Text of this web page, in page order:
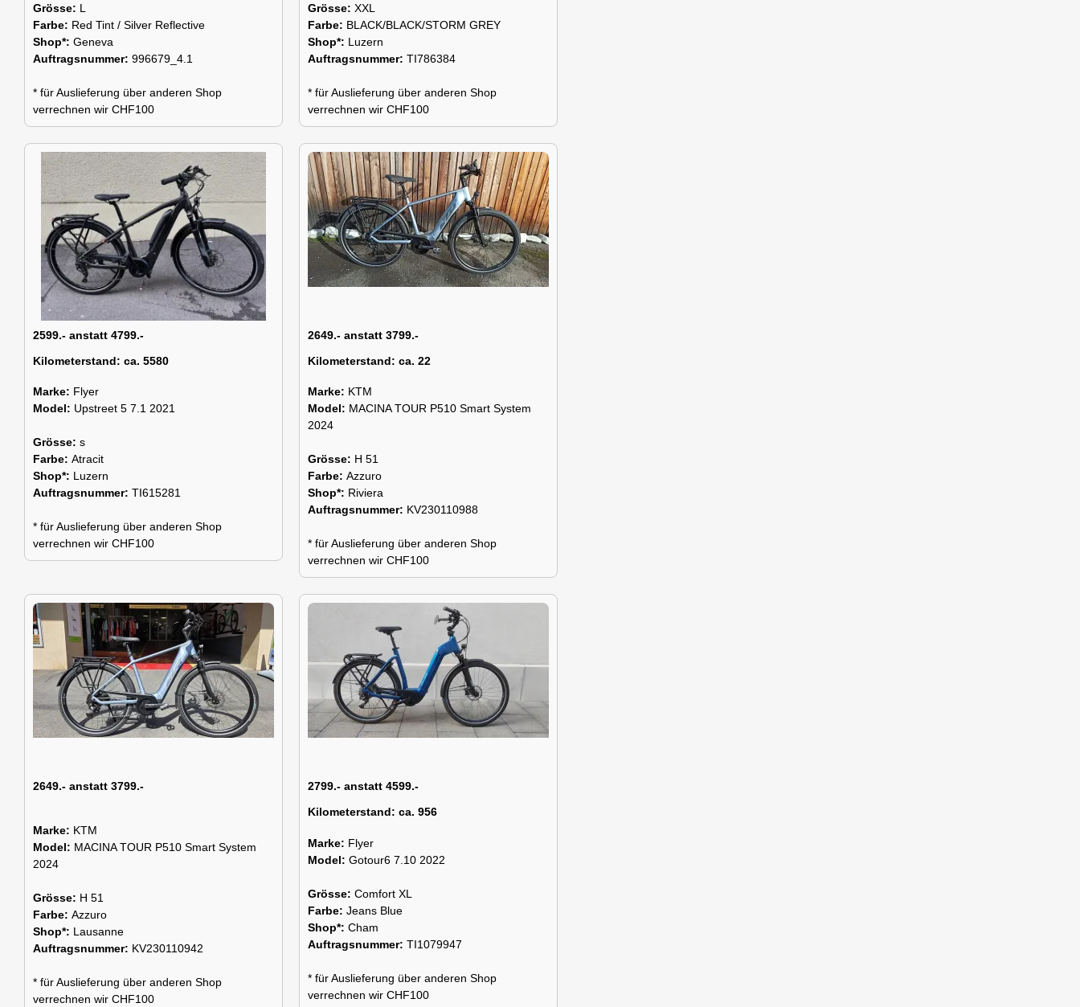
Grösse: L
Farbe: Red Tint / Silver Reflective
Shop*: Geneva
Auftragsnummer: 996679_4.1
* für Auslieferung über anderen Shop
verrechnen wir CHF100
Grösse: XXL
Farbe: BLACK/BLACK/STORM GREY
Shop*: Luzern
Auftragsnummer: TI786384
* für Auslieferung über anderen Shop
verrechnen wir CHF100
2599.- anstatt 4799.-
Kilometerstand: ca. 5580
Marke: Flyer
Model: Upstreet 5 7.1 2021
Grösse: s
Farbe: Atracit
Shop*: Luzern
Auftragsnummer: TI615281
* für Auslieferung über anderen Shop
verrechnen wir CHF100
2649.- anstatt 3799.-
Kilometerstand: ca. 22
Marke: KTM
Model: MACINA TOUR P510 Smart System
2024
Grösse: H 51
Farbe: Azzuro
Shop*: Riviera
Auftragsnummer: KV230110988
* für Auslieferung über anderen Shop
verrechnen wir CHF100
2649.- anstatt 3799.-
Marke: KTM
Model: MACINA TOUR P510 Smart System
2024
Grösse: H 51
Farbe: Azzuro
Shop*: Lausanne
Auftragsnummer: KV230110942
* für Auslieferung über anderen Shop
verrechnen wir CHF100
2799.- anstatt 4599.-
Kilometerstand: ca. 956
Marke: Flyer
Model: Gotour6 7.10 2022
Grösse: Comfort XL
Farbe: Jeans Blue
Shop*: Cham
Auftragsnummer: TI1079947
* für Auslieferung über anderen Shop
verrechnen wir CHF100